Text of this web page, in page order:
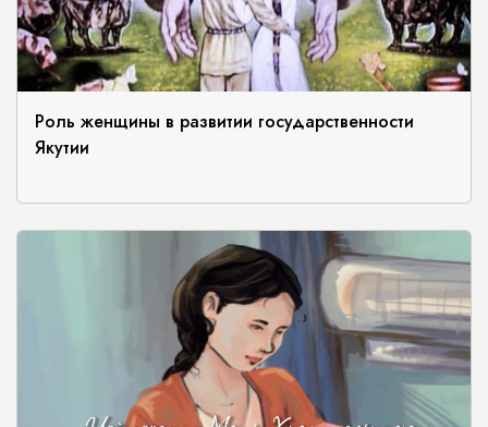
Роль женщины в развитии государственности
Якутии